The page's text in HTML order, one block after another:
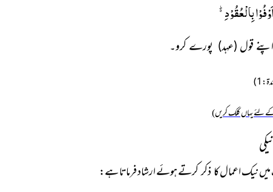
بِالْعُقُوْدِ۬ؕ-
قول (عہد) پورے کرو۔
لئے یہاں کلک کریں)
نیک اعمالکا ذکرکرتےہوئے ارشاد فرماتا ہے: